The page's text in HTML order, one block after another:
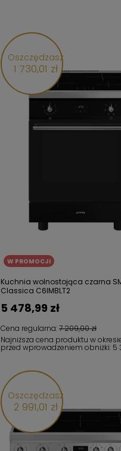
Oszczędzasz
1 730,01 zł
W PROMOCJI
Kuchnia wolnostojąca czarna
Classica C6IMBLT2
Cena regularna:7 209,00 zł
5 478,99 zł
Najniższa cena produktu w
przed wprowadzeniem obniżki: 5
Oszczędzasz
2 991,01 zł